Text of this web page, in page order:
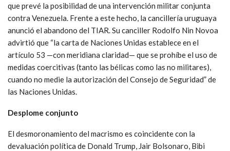
que prevé la posibilidad de una intervención militar conjunta
contra Venezuela. Frente a este hecho, la cancillería uruguaya
anunció el abandono del TIAR. Su canciller Rodolfo Nin Novoa
advirtió que “la carta de Naciones Unidas establece en el
artículo 53 —con meridiana claridad— que se prohíbe el uso de
medidas coercitivas (tanto las bélicas como las no militares),
cuando no medie la autorización del Consejo de Seguridad” de
las Naciones Unidas.
Desplome conjunto
El desmoronamiento del macrismo es coincidente con la
devaluación política de Donald Trump, Jair Bolsonaro, Bibi